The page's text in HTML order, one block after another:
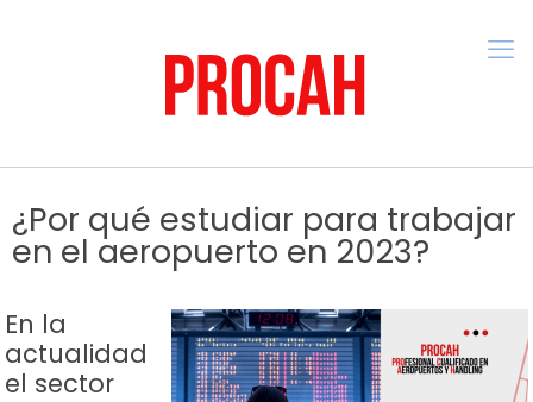
¿Por qué estudiar para trabajar
en el aeropuerto en 2023?
En la
actualidad
el sector